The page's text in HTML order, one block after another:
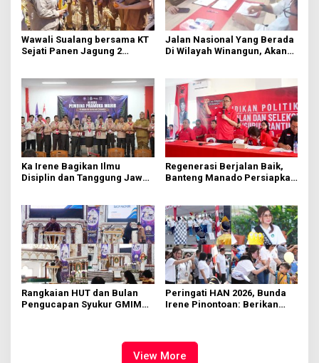
Wawali Sualang bersama KT
Sejati Panen Jagung 2
Jalan Nasional Yang Berada
Di Wilayah Winangun, Akan
Ka Irene Bagikan Ilmu
Disiplin dan Tanggung Jawab
Regenerasi Berjalan Baik,
Banteng Manado Persiapkan
Rangkaian HUT dan Bulan
Pengucapan Syukur GMIM
Peringati HAN 2026, Bunda
Irene Pinontoan: Berikan
View More